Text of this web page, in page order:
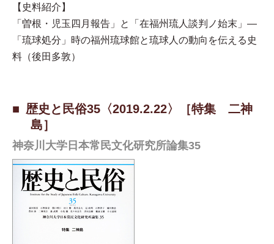
【史料紹介】
「曽根・児玉四月報告」と「在福州琉人談判ノ始末」—
「琉球処分」時の福州琉球館と琉球人の動向を伝える史
料（後田多敦）
歴史と民俗35〈2019.2.22〉［特集 二神
島］
神奈川大学日本常民文化研究所論集35